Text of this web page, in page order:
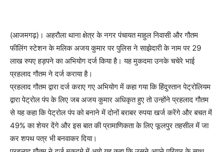
(आजमगढ़)। अहरौला थाना क्षेत्र के नगर पंचायत माहुल निवासी और गौतम
फीलिंग स्टेशन के मलिक अजय कुमार पर पुलिस ने साझेदारी के नाम पर 29
लाख रुपए हड़पने का अभियोग दर्ज किया है। यह मुकदमा उनके चचेरे भाई
प्रहलाद गौतम ने दर्ज कराया है।
प्रहलाद गौतम द्वारा दर्ज कराए गए अभियोग में कहा गया कि हिंदुस्तान पेट्रोलियम
द्वारा पेट्रोल पंप के लिए जब अजय कुमार अधिकृत हुए तो उन्होंने प्रहलाद गौतम
से यह कहा कि पेट्रोल पंप को बनाने में दोनों बराबर रुपया खर्ज करेंगे और बचत में
49% का शेयर देंगे और इस बात की प्रामाणिकता के लिए फूलपुर तहसील में जा
कर शपथ पत्र भी बनवाकर दिया।